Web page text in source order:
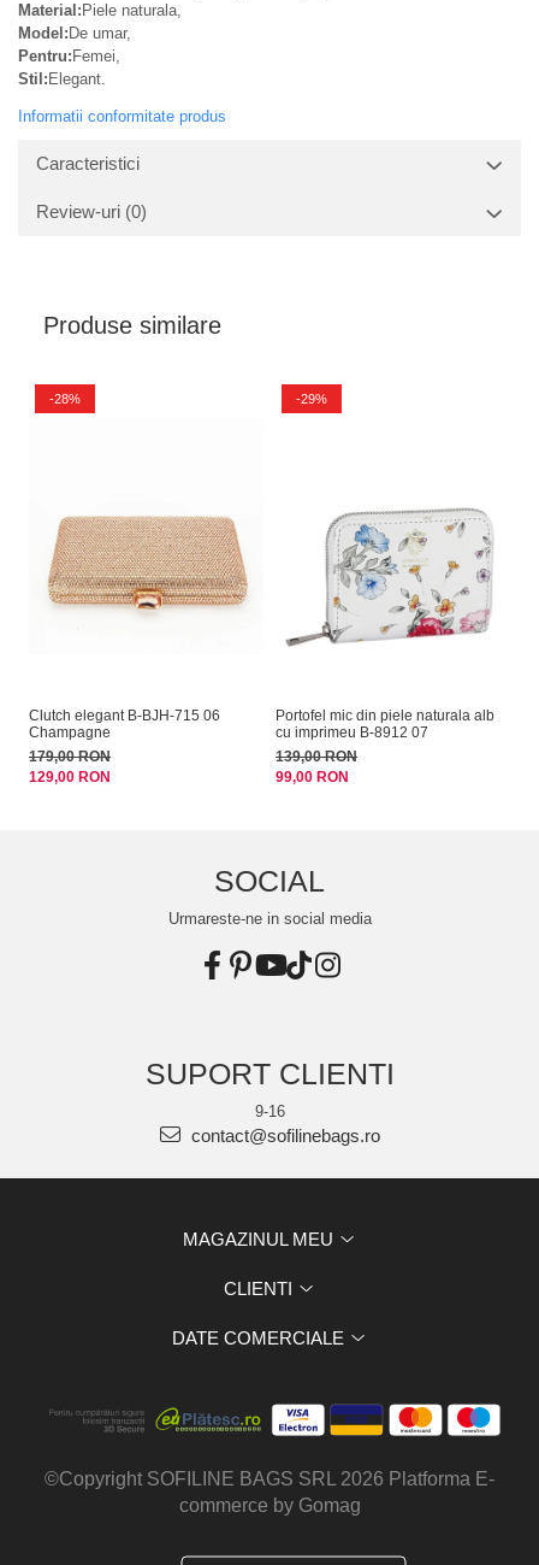
Material:Piele naturala,
Model:De umar,
Pentru:Femei,
Stil:Elegant.
Informatii conformitate produs
Caracteristici
Review-uri (0)
Produse similare
-28%
Clutch elegant B-BJH-715 06
Champagne
179,00 RON
129,00 RON
-29%
Portofel mic din piele naturala alb
cu imprimeu B-8912 07
139,00 RON
99,00 RON
SOCIAL
Urmareste-ne in social media
SUPORT CLIENTI
9-16
contact@sofilinebags.ro
MAGAZINUL MEU
CLIENTI
DATE COMERCIALE
©Copyright SOFILINE BAGS SRL 2026 Platforma E-
commerce by Gomag